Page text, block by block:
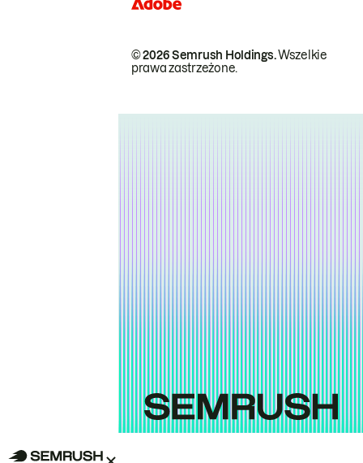
© 2026 Semrush Holdings.Wszelkie
prawa zastrzeżone.